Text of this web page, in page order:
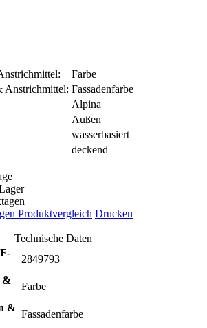
Farbe
Anstrichmittel: Fassadenfarbe
Alpina
Außen
wasserbasiert
deckend
Produktvergleich Drucken
Technische Daten
2849793
&
Farbe
&
Fassadenfarbe